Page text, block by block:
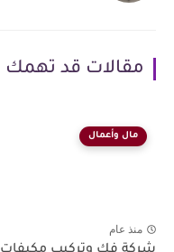
مقالات قد تهمك
مال وأعمال
منذ عام